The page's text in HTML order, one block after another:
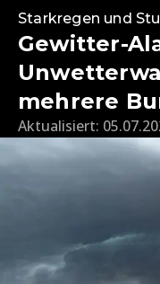
Starkregen und
Gewitter-
mehrere
Aktualisiert: